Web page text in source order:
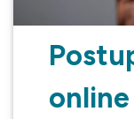
online